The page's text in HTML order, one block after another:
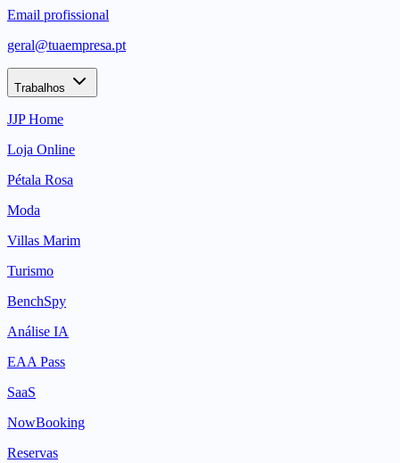
geral@tuaempresa.pt
Trabalhos
JJP Home
Loja Online
Pétala Rosa
Moda
Villas Marim
Turismo
BenchSpy
Análise IA
EAA Pass
SaaS
NowBooking
Reservas
Clinica Laranjeiras